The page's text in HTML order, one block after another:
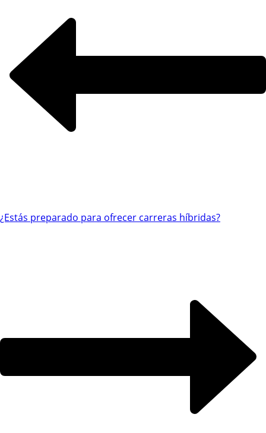
¿Estás preparado para ofrecer carreras híbridas?